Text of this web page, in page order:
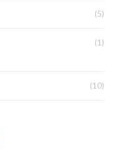
(5)
(1)
(10)